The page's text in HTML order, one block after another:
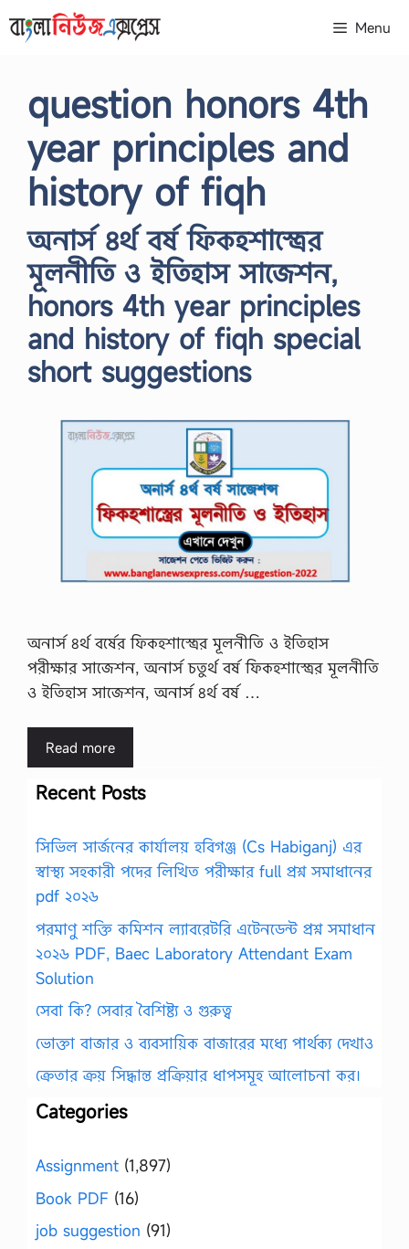
to
Menu
question honors 4th
year principles and
history of fiqh
অনার্স ৪র্থ বর্ষ ফিকহশাস্ত্রের
মূলনীতি ও ইতিহাস সাজেশন,
honors 4th year principles
and history of fiqh special
short suggestions
অনার্স ৪র্থ বর্ষের ফিকহশাস্ত্রের মূলনীতি ও ইতিহাস
পরীক্ষার সাজেশন, অনার্স চতুর্থ বর্ষ ফিকহশাস্ত্রের মূলনীতি
ও ইতিহাস সাজেশন, অনার্স ৪র্থ বর্ষ …
Read more
Recent Posts
সিভিল সার্জনের কার্যালয় হবিগঞ্জ (Cs Habiganj) এর
স্বাস্থ্য সহকারী পদের লিখিত পরীক্ষার full প্রশ্ন সমাধানের
pdf ২০২৬
পরমাণু শক্তি কমিশন ল্যাবরেটরি এটেনডেন্ট প্রশ্ন সমাধান
২০২৬ PDF, Baec Laboratory Attendant Exam
Solution
সেবা কি? সেবার বৈশিষ্ট্য ও গুরুত্ব
ভোক্তা বাজার ও ব্যবসায়িক বাজারের মধ্যে পার্থক্য দেখাও
ক্রেতার ক্রয় সিদ্ধান্ত প্রক্রিয়ার ধাপসমূহ আলোচনা কর।
Categories
Assignment (1,897)
Book PDF (16)
job suggestion (91)